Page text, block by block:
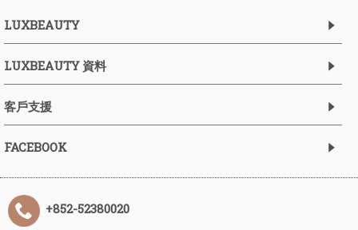
LUXBEAUTY
LUXBEAUTY 資料
客戶支援
FACEBOOK
+852-52380020